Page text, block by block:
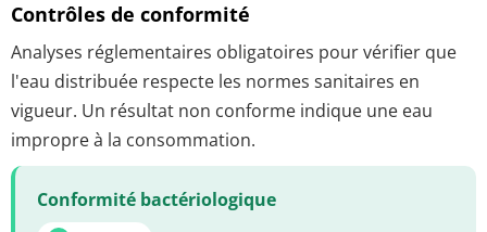
Contrôles de conformité
Analyses réglementaires obligatoires pour vérifier que
l'eau distribuée respecte les normes sanitaires en
vigueur. Un résultat non conforme indique une eau
impropre à la consommation.
Conformité bactériologique